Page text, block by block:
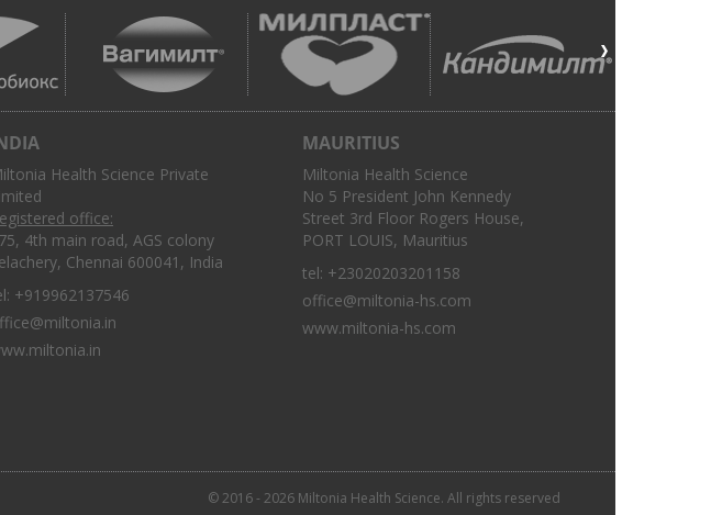
Health Science Private
office:
4th main road, AGS colony
Chennai 600041, India
+919962137546
MAURITIUS
Miltonia Health Science
No 5 President John Kennedy
Street 3rd Floor Rogers House,
PORT LOUIS, Mauritius
tel: +23020203201158
office@miltonia-hs.com
www.miltonia-hs.com
© 2016 - 2026 Miltonia Health Science. All rights reserved